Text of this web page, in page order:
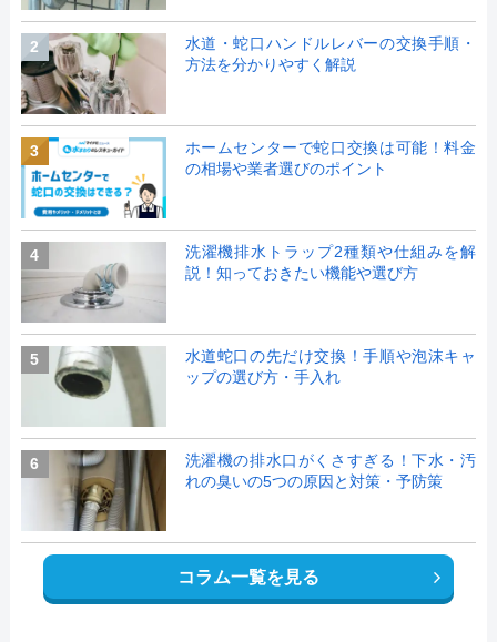
2
水道・蛇口ハンドルレバーの交換手順・
方法を分かりやすく解説
3
ホームセンターで蛇口交換は可能！料金
の相場や業者選びのポイント
4
洗濯機排水トラップ2種類や仕組みを解
説！知っておきたい機能や選び方
5
水道蛇口の先だけ交換！手順や泡沫キャ
ップの選び方・手入れ
6
洗濯機の排水口がくさすぎる！下水・汚
れの臭いの5つの原因と対策・予防策
コラム一覧を見る